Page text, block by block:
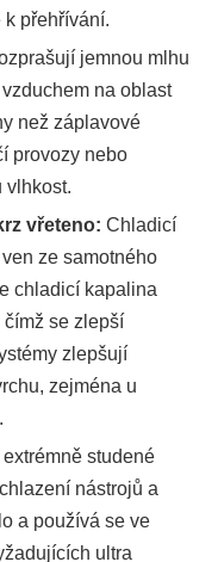
přehřívání.
jemnou mlhu
na oblast
než záplavové
provozy nebo
vlhkost.
vřeteno: Chladicí
ze samotného
chladicí kapalina
čímž se zlepší
zlepšují
zejména u
studené
nástrojů a
a používá se ve
ultra